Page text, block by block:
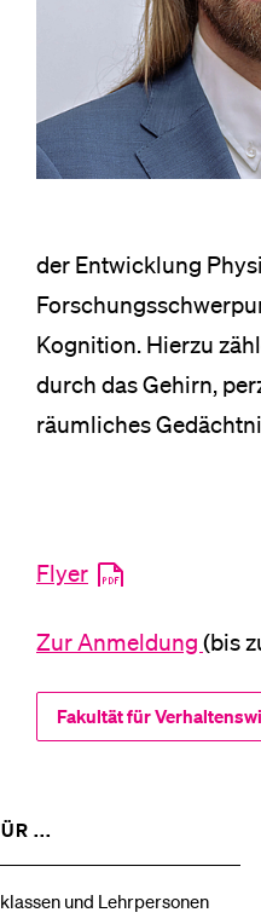
der Entwicklung
Kognition. Hierzu
durch das Gehirn,
räumliches
Flyer
Zur Anmeldung (bis
Fakultät für
...
%1$S
UNTERMENÜ
und Lehrpersonen